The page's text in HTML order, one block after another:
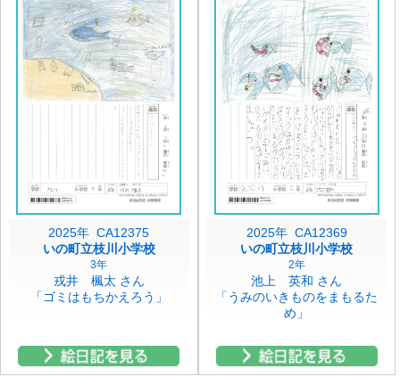
2025年 CA12375
いの町立枝川小学校
3年
戎井 楓太 さん
「ゴミはもちかえろう」
2025年 CA12369
いの町立枝川小学校
2年
池上 英和 さん
「うみのいきものをまもるた
め」